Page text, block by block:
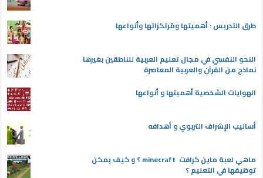
طرق التدريس : أهميتها ومُرتكزاتها وأنواعها
النحو النفسي في مجال تعليم العربية للناطقين بغيرها
نماذج من القرآن والعربية المعاصرة
الهوايات الشخصية أهميتها و أنواعها
أساليب الإشراف التربوي و أهدافه
ماهي لعبة ماين كرافت minecraft ؟ و كيف يمكن
توظيفها في التعليم ؟